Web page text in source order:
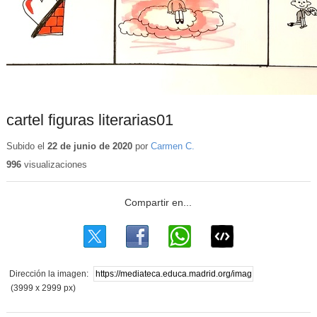
cartel figuras literarias01
Subido el 22 de junio de 2020por Carmen C.
996visualizaciones
Dirección la imagen:
(3999 x 2999 px)